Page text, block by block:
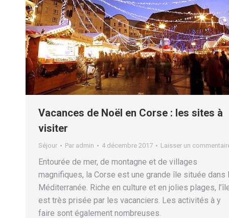
Vacances de Noël en Corse : les sites à
visiter
Séjour Par admin 4 décembre 2017 Laisser un
Entourée de mer, de montagne et de villages
magnifiques, la Corse est une grande île située dans
Méditerranée. Riche en culture et en jolies plages,
est très prisée par les vacanciers. Les activités à y
faire sont également nombreuses.